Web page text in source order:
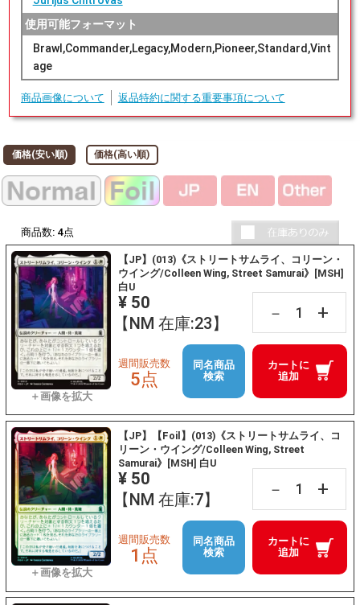
使用可能フォーマット
Brawl,Commander,Legacy,Modern,Pioneer,Standard,Vint
age
商品画像について 返品特約に関する重要事項について
価格(安い順) 価格(高い順)
商品数: 4点
【JP】(013)《ストリートサムライ、コリーン・
ウイング/Colleen Wing, Street Samurai》[MSH]
白U
¥ 50
【NM 在庫:23】
－ +
カートに
追加
週間販売数
5点
同名商品
検索
【JP】【Foil】(013)《ストリートサムライ、コ
リーン・ウイング/Colleen Wing, Street
Samurai》[MSH] 白U
¥ 50
【NM 在庫:7】
－ +
カートに
追加
週間販売数
1点
同名商品
検索